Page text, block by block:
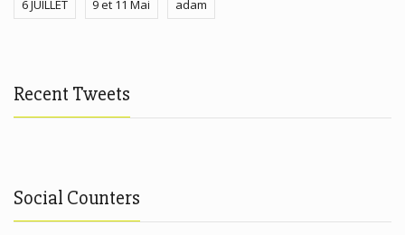
6 JUILLET 9 et 11 Mai adam
Recent Tweets
Social Counters